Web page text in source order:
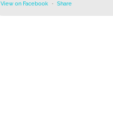
View on Facebook · Share